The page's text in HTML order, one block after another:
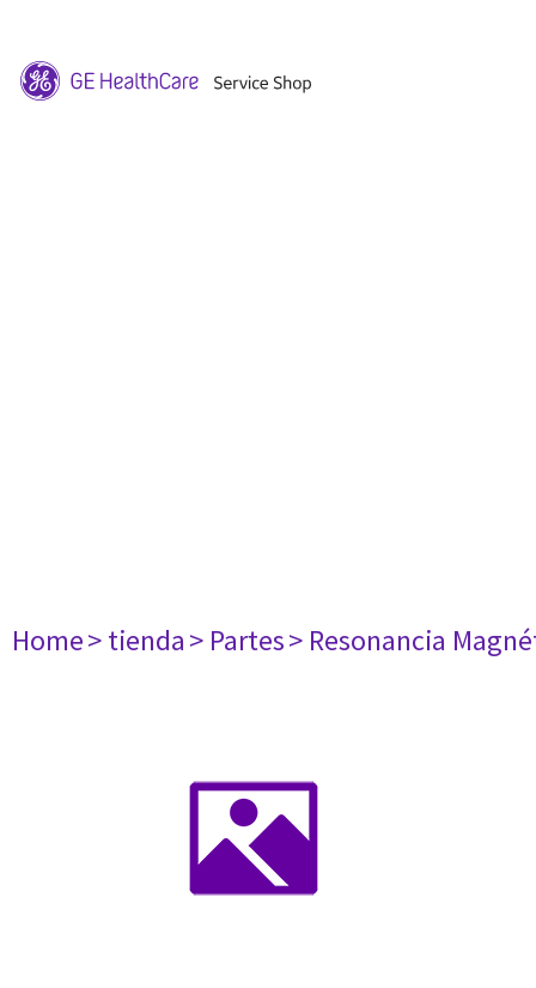
Home> tienda> Partes> Resonancia